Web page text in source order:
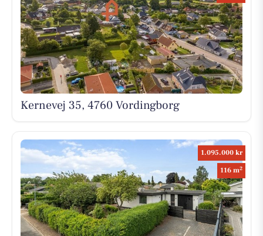
Kernevej 35, 4760 Vordingborg
1.095.000 kr
116 m2